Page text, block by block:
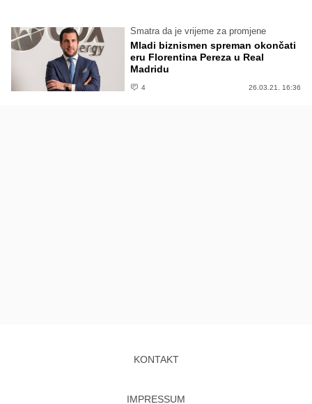
Smatra da je vrijeme za promjene
Mladi biznismen spreman okončati
eru Florentina Pereza u Real
Madridu
4 26.03.21. 16:36
KONTAKT
IMPRESSUM